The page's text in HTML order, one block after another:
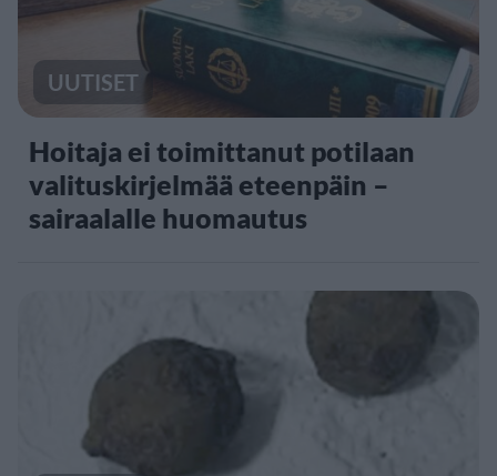
UUTISET
Hoitaja ei toimittanut potilaan
valituskirjelmää eteenpäin –
sairaalalle huomautus